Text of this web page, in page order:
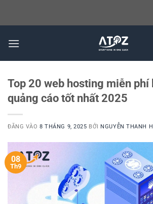
qua
Top 20 web hosting miễn phí
quảng cáo tốt nhất 2025
ĐĂNG VÀO8 THÁNG 9, 2025 BỞI NGUYỄN THANH
08
Th9